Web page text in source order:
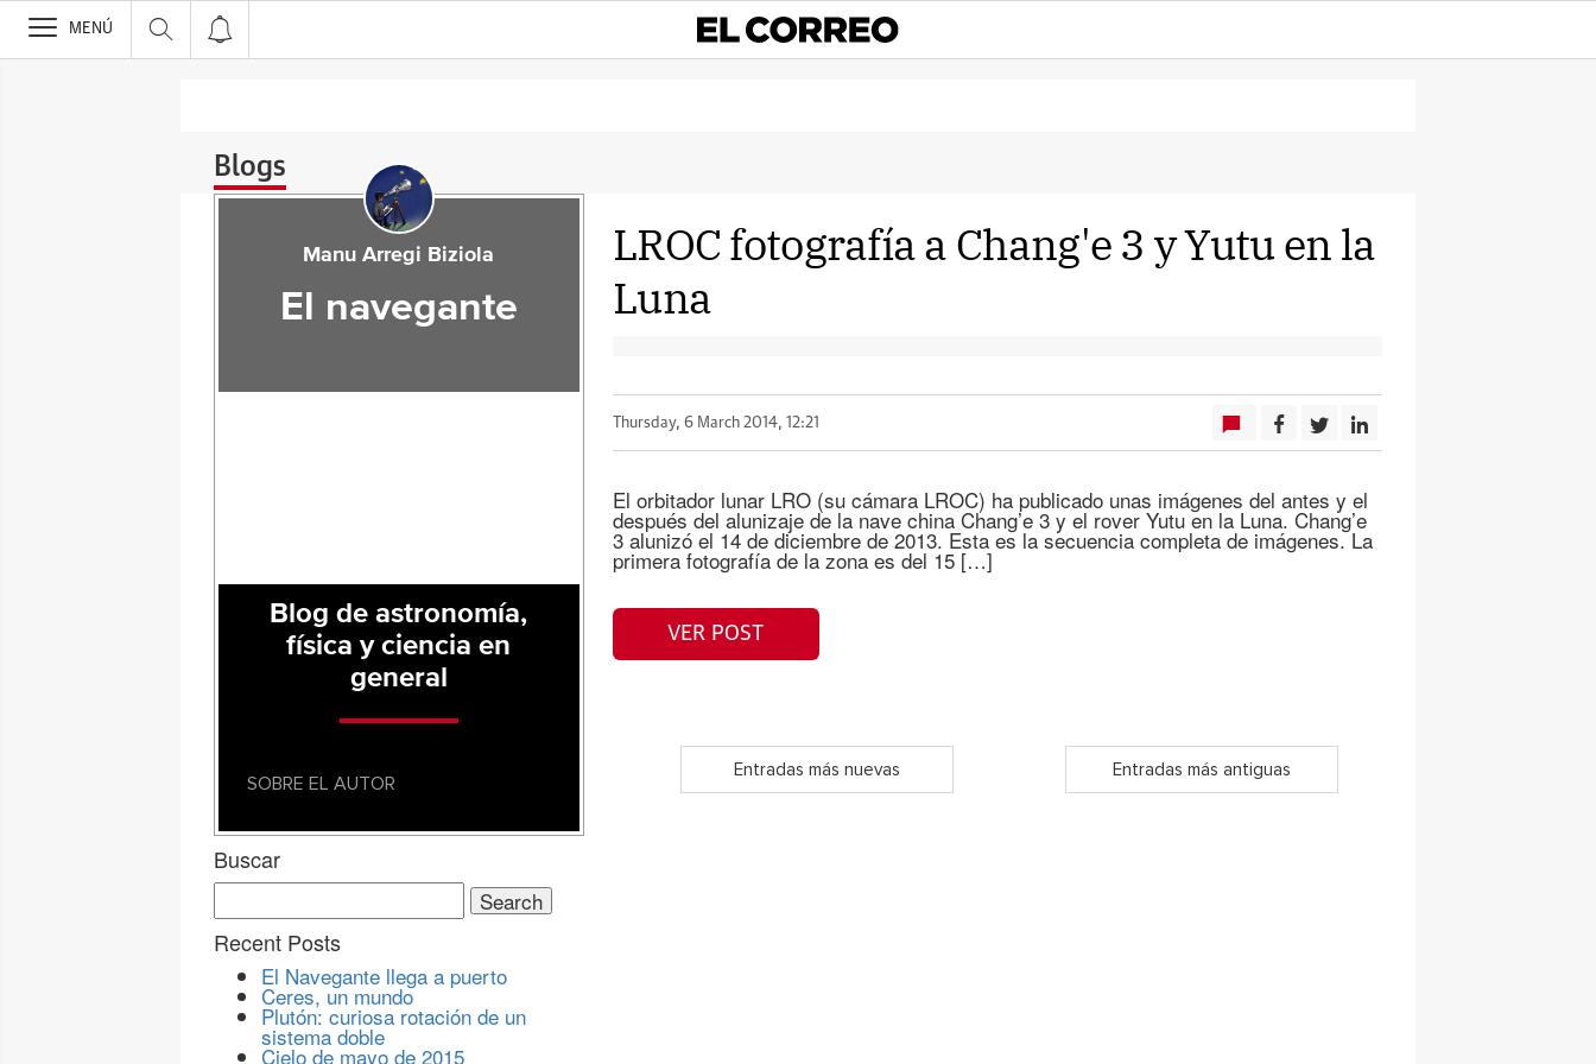
>
MENÚ
Blogs
LROC fotografía a Chang'e 3 y Yutu en la
Luna
Thursday, 6 March 2014, 12:21
El orbitador lunar LRO (su cámara LROC) ha publicado unas imágenes del antes y el
después del alunizaje de la nave china Chang’e 3 y el rover Yutu en la Luna. Chang’e
3 alunizó el 14 de diciembre de 2013. Esta es la secuencia completa de imágenes. La
primera fotografía de la zona es del 15 […]
VER POST
Entradas más nuevas Entradas más antiguas
Manu Arregi Biziola
El navegante
Blog de astronomía,
física y ciencia en
general
SOBRE EL AUTOR
Buscar
Search
for:
Recent Posts
El Navegante llega a puerto
Ceres, un mundo
Plutón: curiosa rotación de un
sistema doble
Cielo de mayo de 2015